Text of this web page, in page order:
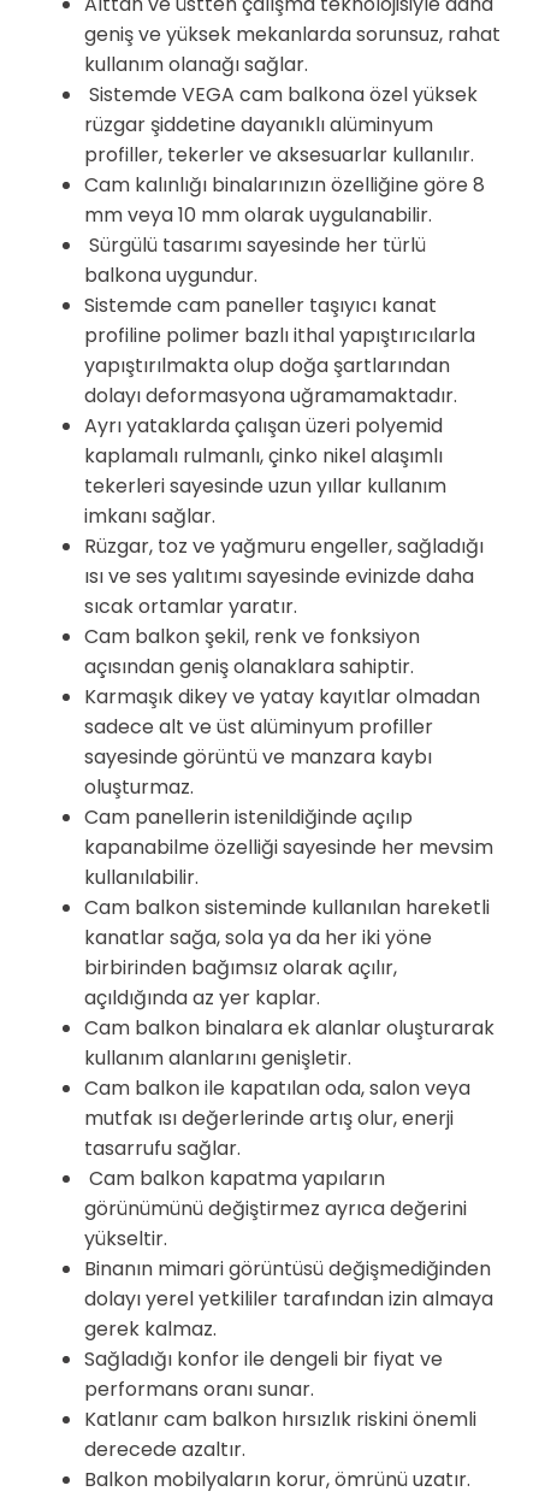
geniş ve yüksek mekanlarda sorunsuz, rahat
kullanım olanağı sağlar.
Sistemde VEGA cam balkona özel yüksek
rüzgar şiddetine dayanıklı alüminyum
profiller, tekerler ve aksesuarlar kullanılır.
Cam kalınlığı binalarınızın özelliğine göre 8
mm veya 10 mm olarak uygulanabilir.
Sürgülü tasarımı sayesinde her türlü
balkona uygundur.
Sistemde cam paneller taşıyıcı kanat
profiline polimer bazlı ithal yapıştırıcılarla
yapıştırılmakta olup doğa şartlarından
dolayı deformasyona uğramamaktadır.
Ayrı yataklarda çalışan üzeri polyemid
kaplamalı rulmanlı, çinko nikel alaşımlı
tekerleri sayesinde uzun yıllar kullanım
imkanı sağlar.
Rüzgar, toz ve yağmuru engeller, sağladığı
ısı ve ses yalıtımı sayesinde evinizde daha
sıcak ortamlar yaratır.
Cam balkon şekil, renk ve fonksiyon
açısından geniş olanaklara sahiptir.
Karmaşık dikey ve yatay kayıtlar olmadan
sadece alt ve üst alüminyum profiller
sayesinde görüntü ve manzara kaybı
oluşturmaz.
Cam panellerin istenildiğinde açılıp
kapanabilme özelliği sayesinde her mevsim
kullanılabilir.
Cam balkon sisteminde kullanılan hareketli
kanatlar sağa, sola ya da her iki yöne
birbirinden bağımsız olarak açılır,
açıldığında az yer kaplar.
Cam balkon binalara ek alanlar oluşturarak
kullanım alanlarını genişletir.
Cam balkon ile kapatılan oda, salon veya
mutfak ısı değerlerinde artış olur, enerji
tasarrufu sağlar.
Cam balkon kapatma yapıların
görünümünü değiştirmez ayrıca değerini
yükseltir.
Binanın mimari görüntüsü değişmediğinden
dolayı yerel yetkililer tarafından izin almaya
gerek kalmaz.
Sağladığı konfor ile dengeli bir fiyat ve
performans oranı sunar.
Katlanır cam balkon hırsızlık riskini önemli
derecede azaltır.
Balkon mobilyaların korur, ömrünü uzatır.